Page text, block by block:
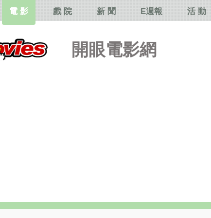
開眼電影網
電 影 戲 院 新 聞 E週報 活 動